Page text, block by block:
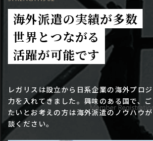
海外派遣の実績が多数
世界とつながる
活躍が可能です
レガリスは設立から日系企業の海外プロ
力を入れてきました。興味のある国で、
たいとお考えの方は海外派遣のノウハウ
談ください。